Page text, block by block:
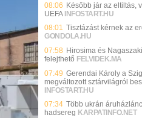
08:06 Később jár az eltiltás,
UEFA INFOSTART.HU
08:01 Tisztázást kérnek az
GONDOLA.HU
07:58 Hirosima és
felejthető FELVIDEK.MA
07:49 Gerendai Károly a
megváltozott sztárvilágról
INFOSTART.HU
07:34 Több ukrán
hadsereg KARPATINFO.NET